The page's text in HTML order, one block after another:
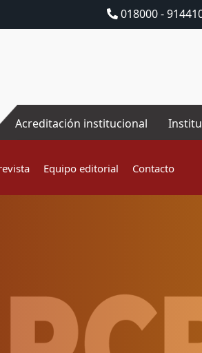
018000 -
Acreditación institucional
Equipo editorial Contacto